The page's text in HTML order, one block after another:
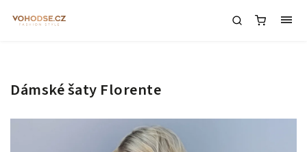
Dámské šaty Florente